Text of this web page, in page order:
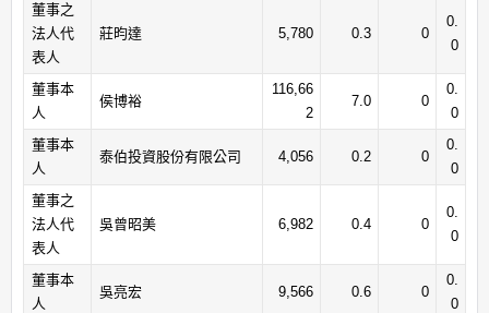
董事之
法人代
表人
莊昀達 5,780 0.3 0
0.
0
董事本
人
侯博裕
116,66
2
7.0 0
0.
0
董事本
人
泰伯投資股份有限公司 4,056 0.2 0
0.
0
董事之
法人代
表人
吳曾昭美 6,982 0.4 0
0.
0
董事本
人
吳亮宏 9,566 0.6 0
0.
0